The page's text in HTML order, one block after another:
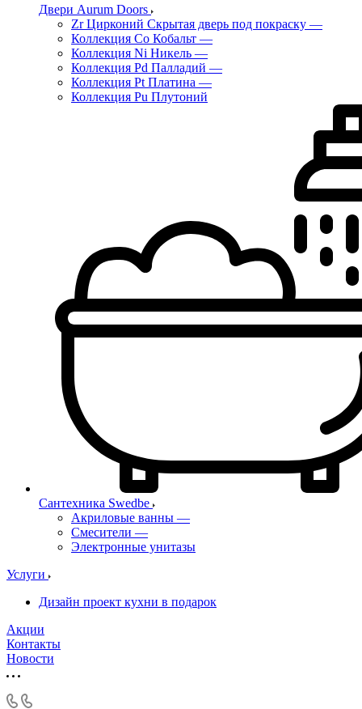
Двери Aurum Doors
Zr Цирконий Скрытая дверь под покраску —
Коллекция Co Кобальт —
Коллекция Ni Никель —
Коллекция Pd Палладий —
Коллекция Pt Платина —
Коллекция Pu Плутоний
Сантехника Swedbe
Акриловые ванны —
Смесители —
Электронные унитазы
Услуги
Дизайн проект кухни в подарок
Акции
Контакты
Новости